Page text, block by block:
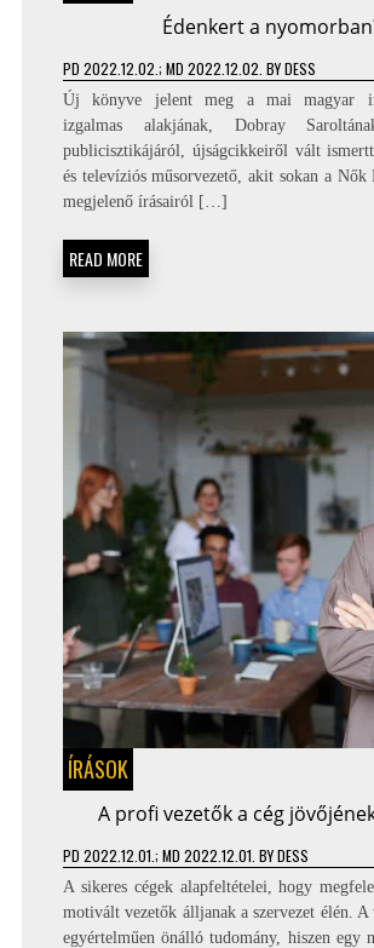
Édenkert a
PD 2022.12.02. ; MD 2022.12.02. BYDESS
Új könyve jelent meg a mai magyar
izgalmas alakjának, Dobray
publicisztikájáról, újságcikkeiről vált
és televíziós műsorvezető, akit sokan a Nők
megjelenő írásairól […]
READ MORE
ÍRÁSOK
A profi vezetők a cég
PD 2022.12.01. ; MD 2022.12.01. BYDESS
A sikeres cégek alapfeltételei, hogy
motivált vezetők álljanak a szervezet élén. A
egyértelműen önálló tudomány, hiszen egy